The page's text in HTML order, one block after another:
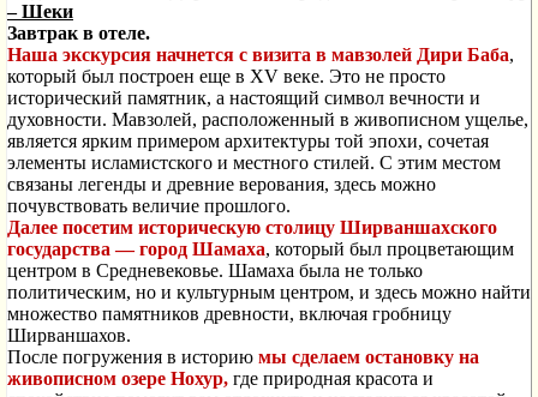
– Шеки
Завтрак в отеле.
Наша экскурсия начнется с визита в мавзолей Дири Баба,
который был построен еще в XV веке. Это не просто
исторический памятник, а настоящий символ вечности и
духовности. Мавзолей, расположенный в живописном ущелье,
является ярким примером архитектуры той эпохи, сочетая
элементы исламистского и местного стилей. С этим местом
связаны легенды и древние верования, здесь можно
почувствовать величие прошлого.
Далее посетим историческую столицу Ширваншахского
государства — город Шамаха, который был процветающим
центром в Средневековье. Шамаха была не только
политическим, но и культурным центром, и здесь можно найти
множество памятников древности, включая гробницу
Ширваншахов.
После погружения в историю мы сделаем остановку на
живописном озере Нохур, где природная красота и